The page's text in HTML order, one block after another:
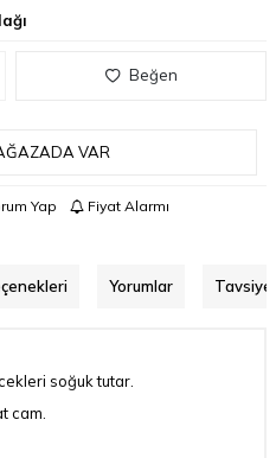
Beğen
VAR
Yap Fiyat Alarmı
Yorumlar Tavsiye
soğuk tutar.
cam.